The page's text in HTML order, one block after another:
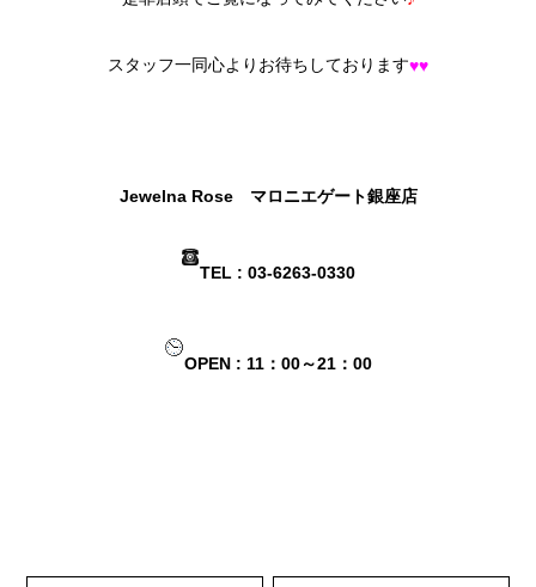
スタッフ一同心よりお待ちしております♥♥
Jewelna Rose マロニエゲート銀座店
TEL : 03-6263-0330
OPEN : 11：00～21：00